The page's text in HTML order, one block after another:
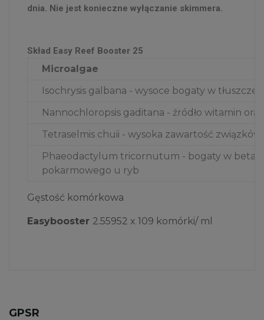
dnia. Nie jest konieczne wyłączanie skimmera.
Skład Easy Reef Booster 25
Microalgae
Isochrysis galbana - wysoce bogaty w tłuszcze
Nannochloropsis gaditana - źródło witamin
Tetraselmis chuii - wysoka zawartość
Phaeodactylum tricornutum - bogaty w beta-
pokarmowego u ryb
Gęstość komórkowa
Easybooster 2.55952 x 109 komórki/ ml
GPSR